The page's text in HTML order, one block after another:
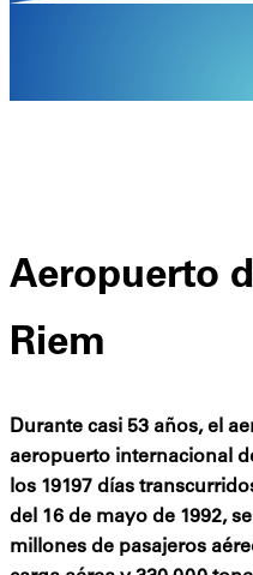
Aeropuerto
Riem
Durante casi 53 años, el
aeropuerto internacional
los 19197 días
del 16 de mayo de 1992,
millones de pasajeros